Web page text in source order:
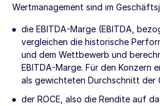
Wertmanagement sind im
die EBITDA-Marge (EBITDA,
vergleichen die historische
und dem Wettbewerb und
EBITDA-Marge. Für den Konzern
als gewichteten Durchschnitt der
der ROCE, also die Rendite auf